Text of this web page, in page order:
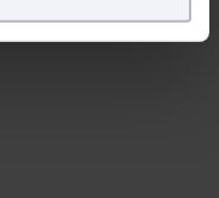
imprescindibles.
permitir en tu
utilizaremos